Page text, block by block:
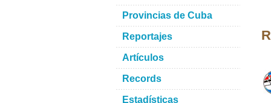
Provincias de Cuba
Reportajes
Artículos
Records
Estadísticas